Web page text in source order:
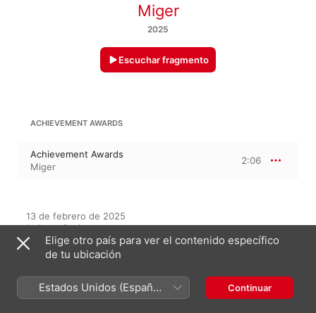
Miger
2025
Escuchar fragmento
ACHIEVEMENT AWARDS
Achievement Awards
Miger
2:06
13 de febrero de 2025
1 pieza, 2 minutos
℗ 2025 Miger
En este álbum
Elige otro país para ver el contenido específico
de tu ubicación
Estados Unidos (Español
México)
Continuar